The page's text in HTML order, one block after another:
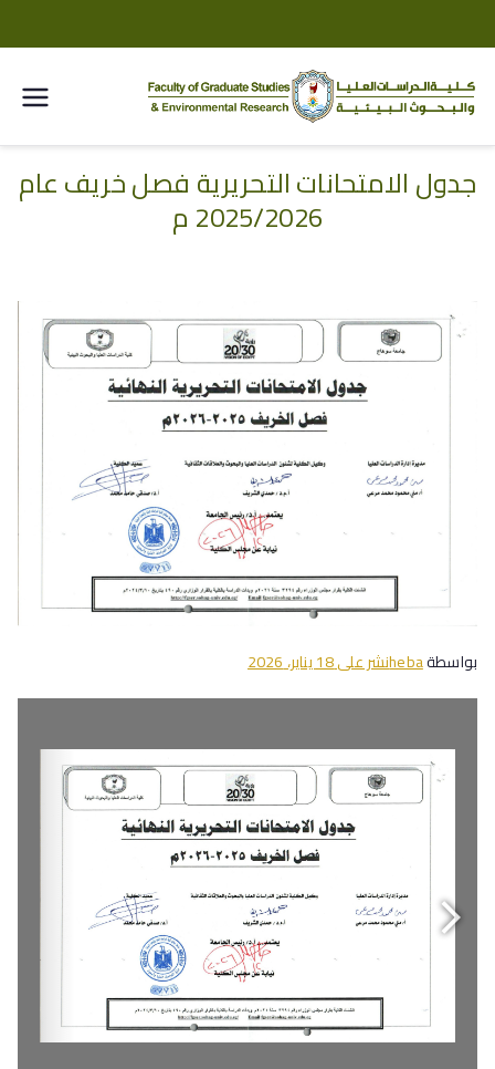
تخطى
كلية
الدراسا
العليا
والبحو
ث
البيئية
جدول الامتحانات التحريرية فصل خريف عام
2025/2026 م
بواسطةhebaنشر على18 يناير، 2026